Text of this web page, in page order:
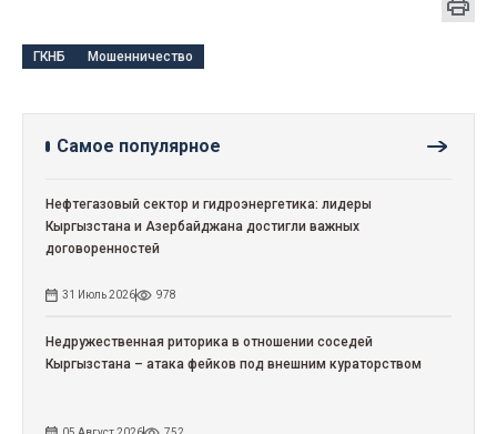
ГКНБ Мошенничество
Самое популярное
Нефтегазовый сектор и гидроэнергетика: лидеры
Кыргызстана и Азербайджана достигли важных
договоренностей
31 Июль 2026 978
Недружественная риторика в отношении соседей
Кыргызстана – атака фейков под внешним кураторством